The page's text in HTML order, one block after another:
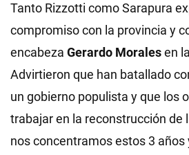
Tanto Rizzotti como Sarapura
compromiso con la provincia y
encabeza Gerardo Moralesen
Advirtieron que han batallado
un gobierno populista y que los
trabajar en la reconstrucción de
nos concentramos estos 3 años